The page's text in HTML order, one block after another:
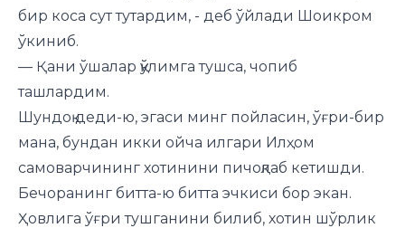
бир коса сут тутардим, - деб ўйлади Шоикром
ўкиниб.
— Қани ўшалар қўлимга тушса, чопиб
ташлардим.
Шундоқ деди-ю, эгаси минг пойласин, ўғри-бир
мана, бундан икки ойча илгари Илҳом
самоварчининг хотинини пичоқлаб кетишди.
Бечоранинг битта-ю битта эчкиси бор экан.
Ҳовлига ўғри тушганини билиб, хотин шўрлик